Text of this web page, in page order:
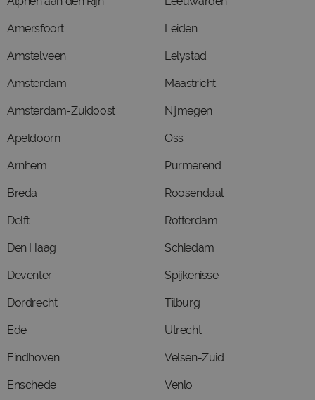
Amersfoort
Amstelveen
Amsterdam
Amsterdam-Zuidoost
Apeldoorn
Arnhem
Breda
Delft
Den Haag
Deventer
Dordrecht
Ede
Eindhoven
Enschede
Leiden
Lelystad
Maastricht
Nijmegen
Oss
Purmerend
Roosendaal
Rotterdam
Schiedam
Spijkenisse
Tilburg
Utrecht
Velsen-Zuid
Venlo